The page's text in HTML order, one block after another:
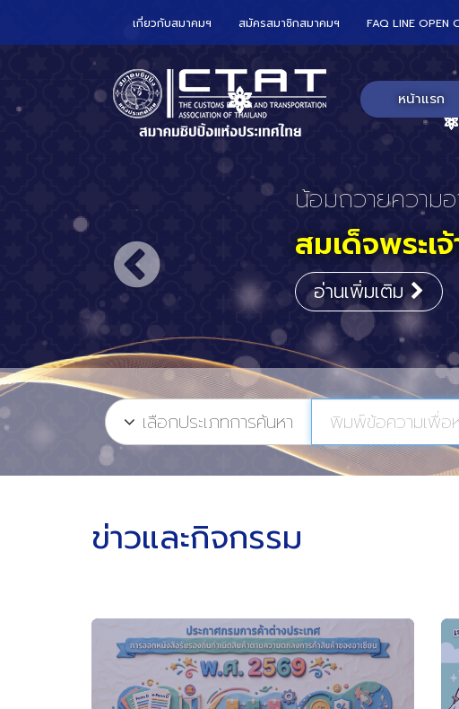
CTAT เข้าร่วมงา
ร่วมกับสถาน
อาณาจักร
ประจำประเทศ
อ่านเพิ่มเติม
เกี่ยวกับสมาคมฯ สมัครสมาชิกสมาคมฯ FAQ LINE OPEN
หน้าแรก
เลือกประเภทการค้นหา
ข่าวและกิจกรรม